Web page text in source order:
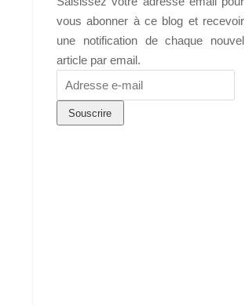
vous abonner à ce blog et recevoir
une notification de chaque nouvel
article par email.
Adresse
e-
mail